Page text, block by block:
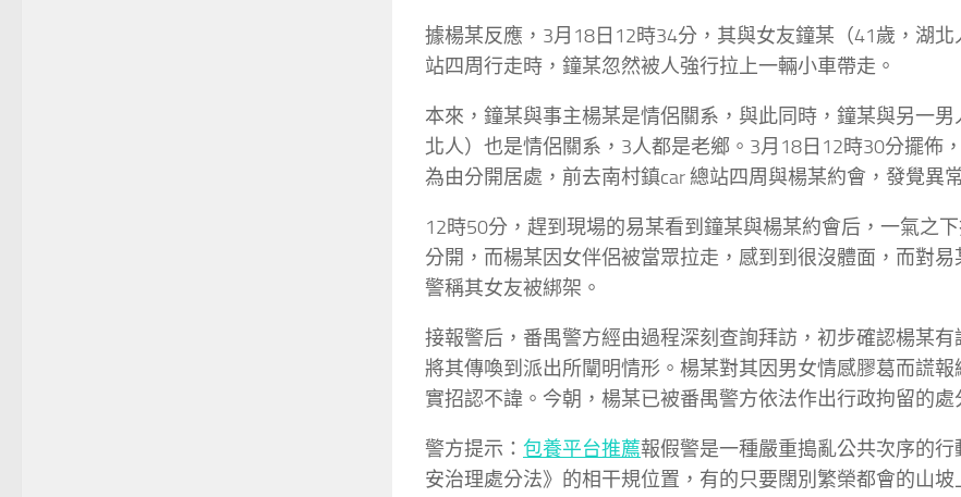
據楊某反應，3月18日12時34分，其與女友鐘某（41歲，湖北
站四周行走時，鐘某忽然被人強行拉上一輛小車帶走。
本來，鐘某與事主楊某是情侶關系，與此同時，鐘某與另一男
北人）也是情侶關系，3人都是老鄉。3月18日12時30分擺佈
為由分開居處，前去南村鎮car 總站四周與楊某約會，發覺異
12時50分，趕到現場的易某看到鐘某與楊某約會后，一氣之
分開，而楊某因女伴侶被當眾拉走，感到到很沒體面，而對
警稱其女友被綁架。
接報警后，番禺警方經由過程深刻查詢拜訪，初步確認楊某有
將其傳喚到派出所闡明情形。楊某對其因男女情感膠葛而謊
實招認不諱。今朝，楊某已被番禺警方依法作出行政拘留的處
警方提示： 包養平台推薦報假警是一種嚴重搗亂公共次序的行
安治理處分法》的相干規位置，有的只要闊別繁榮都會的山